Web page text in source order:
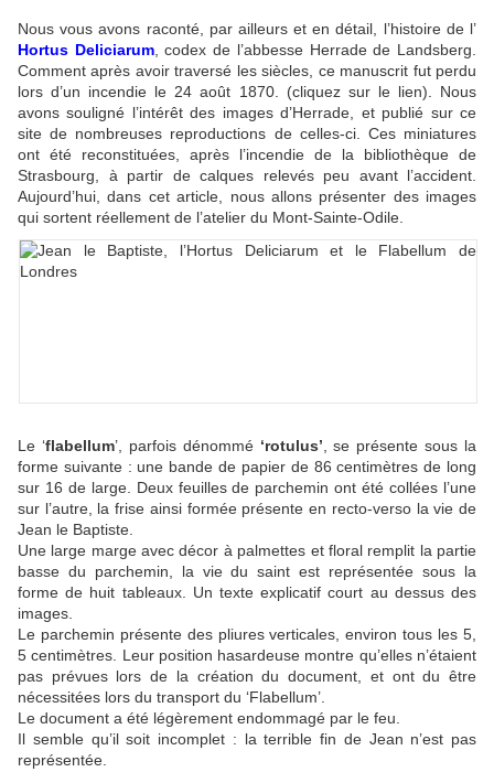
Nous vous avons raconté, par ailleurs et en détail, l’histoire de l’
Hortus Deliciarum, codex de l’abbesse Herrade de Landsberg.
Comment après avoir traversé les siècles, ce manuscrit fut perdu
lors d’un incendie le 24 août 1870. (cliquez sur le lien). Nous
avons souligné l’intérêt des images d’Herrade, et publié sur ce
site de nombreuses reproductions de celles-ci. Ces miniatures
ont été reconstituées, après l’incendie de la bibliothèque de
Strasbourg, à partir de calques relevés peu avant l’accident.
Aujourd’hui, dans cet article, nous allons présenter des images
qui sortent réellement de l’atelier du Mont-Sainte-Odile.
Le ‘flabellum’, parfois dénommé ‘rotulus’ , se présente sous la
forme suivante : une bande de papier de 86 centimètres de long
sur 16 de large. Deux feuilles de parchemin ont été collées l’une
sur l’autre, la frise ainsi formée présente en recto-verso la vie de
Jean le Baptiste.
Une large marge avec décor à palmettes et floral remplit la partie
basse du parchemin, la vie du saint est représentée sous la
forme de huit tableaux. Un texte explicatif court au dessus des
images.
Le parchemin présente des pliures verticales, environ tous les 5,
5 centimètres. Leur position hasardeuse montre qu’elles n’étaient
pas prévues lors de la création du document, et ont du être
nécessitées lors du transport du ‘Flabellum’.
Le document a été légèrement endommagé par le feu.
Il semble qu’il soit incomplet : la terrible fin de Jean n’est pas
représentée.